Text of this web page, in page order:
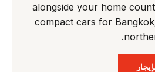
alongside your home
compact cars for